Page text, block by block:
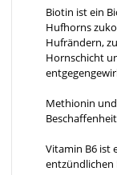
Biotin ist ein
Hufhorns
Hufrändern,
Hornschicht
Methionin
Vitamin B6 ist
entzündlichen